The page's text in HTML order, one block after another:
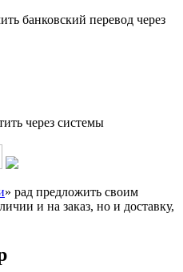
банковский перевод через
через системы
» рад предложить своим
и на заказ, но и доставку,